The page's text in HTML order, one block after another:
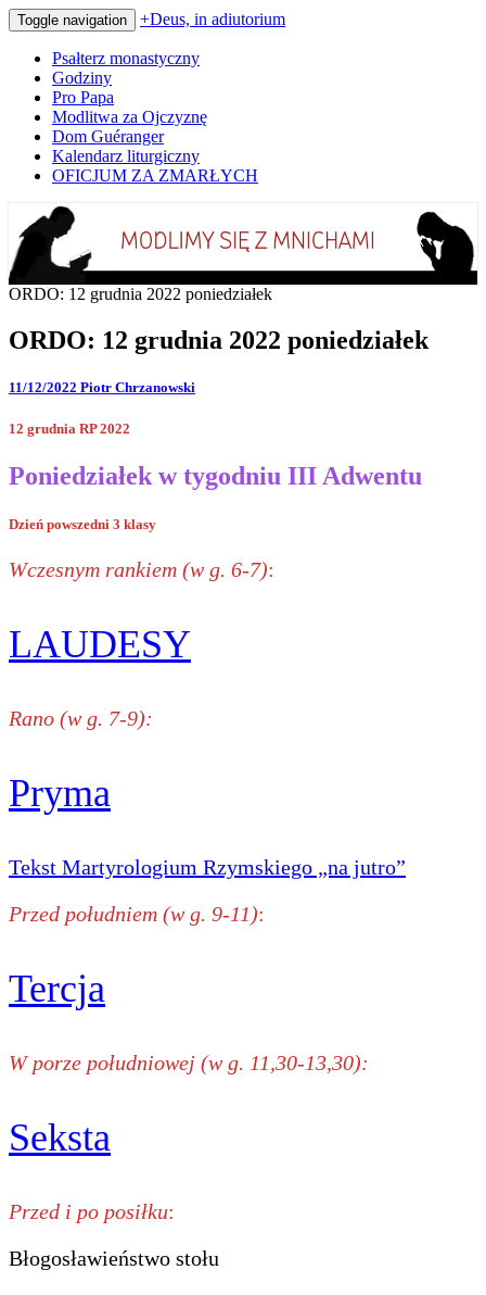
Toggle navigation +Deus, in adiutorium
Psałterz monastyczny
Godziny
Pro Papa
Modlitwa za Ojczyznę
Dom Guéranger
Kalendarz liturgiczny
OFICJUM ZA ZMARŁYCH
+Deus, in adiutorium
Codziennie modlimy się z mnichami
ORDO: 12 grudnia 2022 poniedziałek
ORDO: 12 grudnia 2022 poniedziałek
11/12/2022 Piotr Chrzanowski
12 grudnia RP 2022
Poniedziałek w tygodniu III Adwentu
Dzień powszedni 3 klasy
Wczesnym rankiem (w g. 6-7):
LAUDESY
Rano (w g. 7-9):
Pryma
Tekst Martyrologium Rzymskiego „na jutro”
Przed południem (w g. 9-11):
Tercja
W porze południowej (w g. 11,30-13,30):
Seksta
Przed i po posiłku:
Błogosławieństwo stołu